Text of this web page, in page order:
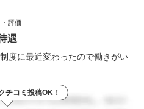
評価
遇
度に最近変わったので働きがい
チコミ投稿OK！